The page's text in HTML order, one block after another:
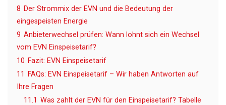
8 Der Strommix der EVN und die Bedeutung der
eingespeisten Energie
9 Anbieterwechsel prüfen: Wann lohnt sich ein Wechsel
vom EVN Einspeisetarif?
10 Fazit: EVN Einspeisetarif
11
FAQs: EVN Einspeisetarif – Wir haben Antworten auf
Ihre Fragen
11.1 Was zahlt der EVN für den Einspeisetarif? Tabelle